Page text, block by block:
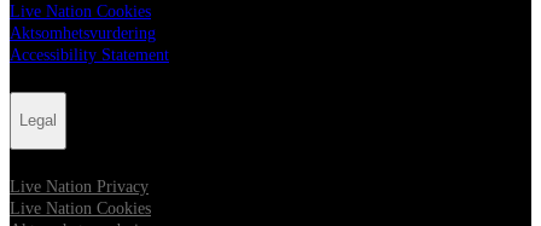
Live Nation Cookies
Aktsomhetsvurdering
Accessibility Statement
Legal
Live Nation Privacy
Live Nation Cookies